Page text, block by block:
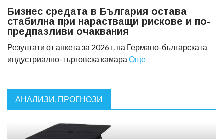
Бизнес средата в България остава
стабилна при нарастващи рискове и по-
предпазливи очаквания
Резултати от анкета за 2026 г. на Германо-българската
индустриално-търговска камара Още
АНАЛИЗИ, ПРОГНОЗИ